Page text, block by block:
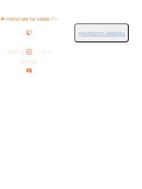
❋ merci de ta visite !𓅪
mentions légales
Fait avec ♡ sur
Vivlab.